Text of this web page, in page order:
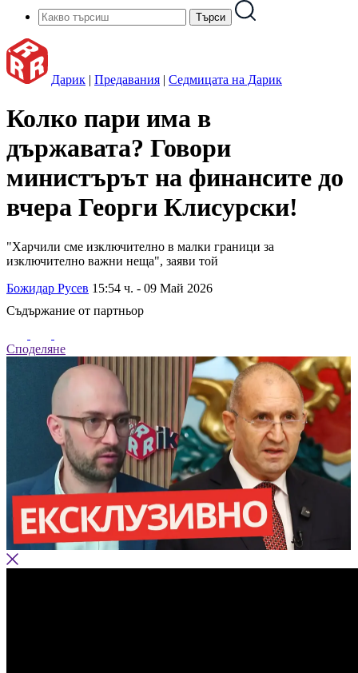
Дарик | Предавания | Седмицата на Дарик
Колко пари има в
държавата? Говори
министърът на финансите до
вчера Георги Клисурски!
"Харчили сме изключително в малки граници за
изключително важни неща", заяви той
Божидар Русев 15:54 ч. - 09 Май 2026
Съдържание от партньор
Споделяне